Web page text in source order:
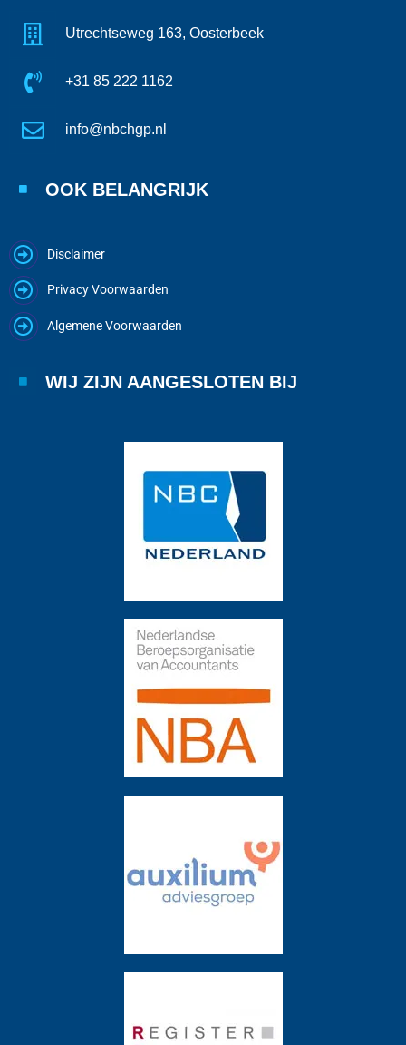
Utrechtseweg 163, Oosterbeek
+31 85 222 1162
info@nbchgp.nl
OOK BELANGRIJK
Disclaimer
Privacy Voorwaarden
Algemene Voorwaarden
WIJ ZIJN AANGESLOTEN BIJ